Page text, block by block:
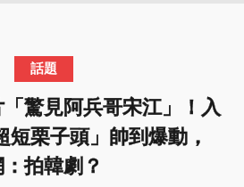
話題
驚見阿兵哥宋江」！入
短栗子頭」帥到爆動，
拍韓劇？